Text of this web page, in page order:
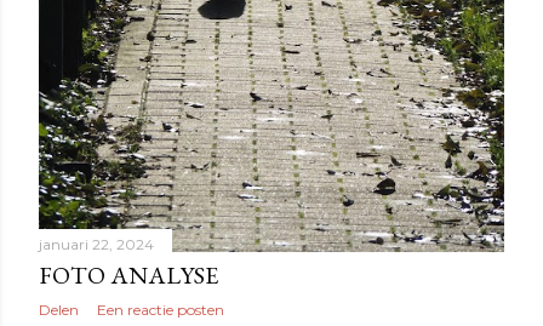
januari 22, 2024
FOTO ANALYSE
Delen Een reactie posten